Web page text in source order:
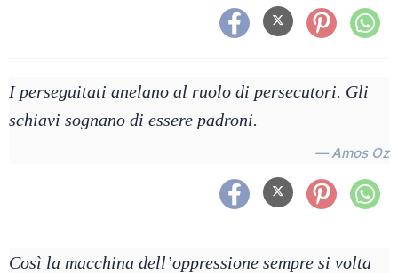
I perseguitati anelano al ruolo di persecutori. Gli
schiavi sognano di essere padroni.
— Amos Oz
Così la macchina dell’oppressione sempre si volta